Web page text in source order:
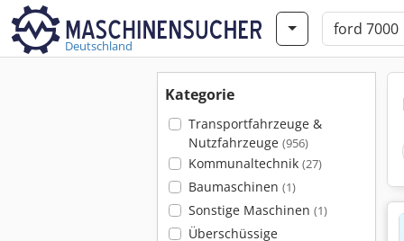
Deutschland
Kategorie
Transportfahrzeuge &
Nutzfahrzeuge (956)
Kommunaltechnik (27)
Baumaschinen (1)
Sonstige Maschinen (1)
Überschüssige